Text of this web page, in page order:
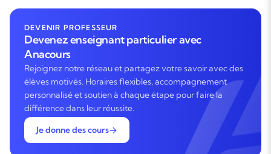
DEVENIR PROFESSEUR
Devenez enseignant particulier avec
Anacours
Rejoignez notre réseau et partagez votre savoir avec des
élèves motivés. Horaires flexibles, accompagnement
personnalisé et soutien à chaque étape pour faire la
différence dans leur réussite.
Je donne des cours